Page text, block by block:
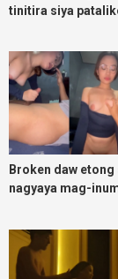
tinitira siya
Broken daw
nagyaya mag-